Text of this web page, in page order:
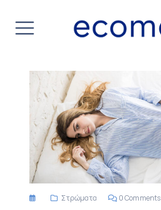
Στρώματα 0 Comments